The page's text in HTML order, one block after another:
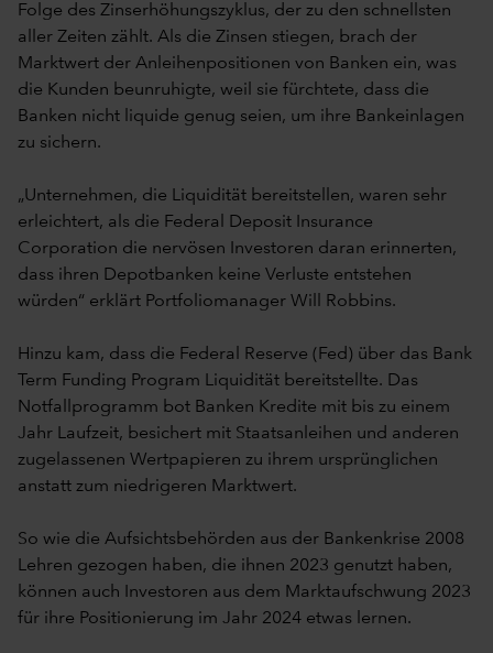
Folge des Zinserhöhungszyklus, der zu den schnellsten
aller Zeiten zählt. Als die Zinsen stiegen, brach der
Marktwert der Anleihenpositionen von Banken ein, was
die Kunden beunruhigte, weil sie fürchtete, dass die
Banken nicht liquide genug seien, um ihre Bankeinlagen
zu sichern.
„Unternehmen, die Liquidität bereitstellen, waren sehr
erleichtert, als die Federal Deposit Insurance
Corporation die nervösen Investoren daran erinnerten,
dass ihren Depotbanken keine Verluste entstehen
würden“ erklärt Portfoliomanager Will Robbins.
Hinzu kam, dass die Federal Reserve (Fed) über das Bank
Term Funding Program Liquidität bereitstellte. Das
Notfallprogramm bot Banken Kredite mit bis zu einem
Jahr Laufzeit, besichert mit Staatsanleihen und anderen
zugelassenen Wertpapieren zu ihrem ursprünglichen
anstatt zum niedrigeren Marktwert.
So wie die Aufsichtsbehörden aus der Bankenkrise 2008
Lehren gezogen haben, die ihnen 2023 genutzt haben,
können auch Investoren aus dem Marktaufschwung 2023
für ihre Positionierung im Jahr 2024 etwas lernen.